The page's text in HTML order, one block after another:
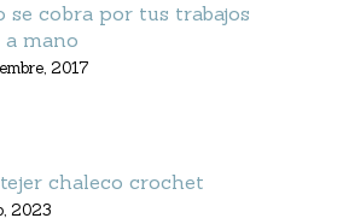
se cobra por tus trabajos
a mano
2017
chaleco crochet
2023